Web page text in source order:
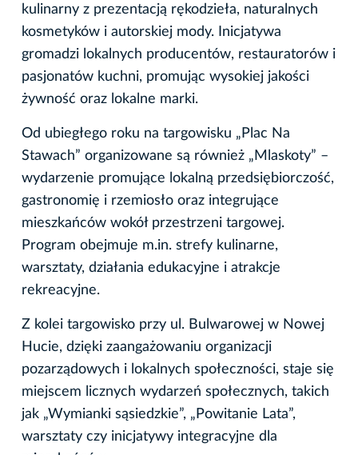
kulinarny z prezentacją rękodzieła, naturalnych
kosmetyków i autorskiej mody. Inicjatywa
gromadzi lokalnych producentów, restauratorów i
pasjonatów kuchni, promując wysokiej jakości
żywność oraz lokalne marki.
Od ubiegłego roku na targowisku „Plac Na
Stawach” organizowane są również „Mlaskoty” –
wydarzenie promujące lokalną przedsiębiorczość,
gastronomię i rzemiosło oraz integrujące
mieszkańców wokół przestrzeni targowej.
Program obejmuje m.in. strefy kulinarne,
warsztaty, działania edukacyjne i atrakcje
rekreacyjne.
Z kolei targowisko przy ul. Bulwarowej w Nowej
Hucie, dzięki zaangażowaniu organizacji
pozarządowych i lokalnych społeczności, staje się
miejscem licznych wydarzeń społecznych, takich
jak „Wymianki sąsiedzkie”, „Powitanie Lata”,
warsztaty czy inicjatywy integracyjne dla